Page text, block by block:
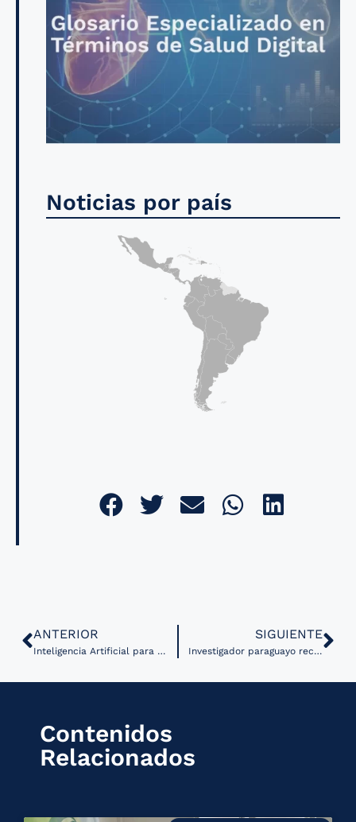
Noticias por país
ANTERIOR
Inteligencia Artificial para fortalecer los sistemas de salud en países de bajos y medianos ingresos
SIGUIENTE
Investigador paraguayo recibe premio por implementar IA en el sector salud
Contenidos
Relacionados